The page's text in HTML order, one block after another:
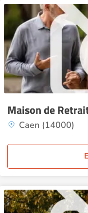
Maison de
Caen (14000)